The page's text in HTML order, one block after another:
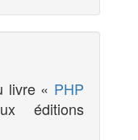
livre « PHP
éditions